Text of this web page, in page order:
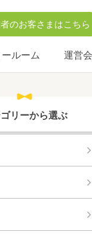
のお客さまはこちら
ールーム 運営
リーから選ぶ